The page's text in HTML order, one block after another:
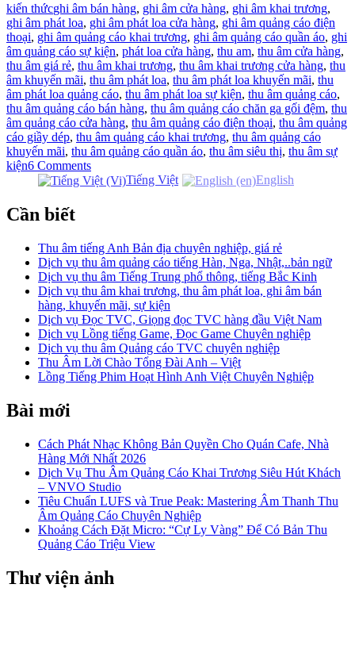
kiến thứcghi âm bán hàng, ghi âm cửa hàng, ghi âm khai trương,
ghi âm phát loa, ghi âm phát loa cửa hàng, ghi âm quảng cáo điện
thoại, ghi âm quảng cáo khai trương, ghi âm quảng cáo quần áo, ghi
âm quảng cáo sự kiện, phát loa cửa hàng, thu am, thu âm cửa hàng,
thu âm giá rẻ, thu âm khai trương, thu âm khai trương cửa hàng, thu
âm khuyến mãi, thu âm phát loa, thu âm phát loa khuyến mãi, thu
âm phát loa quảng cáo, thu âm phát loa sự kiện, thu âm quảng cáo,
thu âm quảng cáo bán hàng, thu âm quảng cáo chăn ga gối đệm, thu
âm quảng cáo cửa hàng, thu âm quảng cáo điện thoại, thu âm quảng
cáo giầy dép, thu âm quảng cáo khai trương, thu âm quảng cáo
khuyến mãi, thu âm quảng cáo quần áo, thu âm siêu thị, thu âm sự
kiện6 Comments
Tiếng Việt
English
Cần biết
Thu âm tiếng Anh Bản địa chuyên nghiệp, giá rẻ
Dịch vụ thu âm quảng cáo tiếng Hàn, Nga, Nhật,..bản ngữ
Dịch vụ thu âm Tiếng Trung phổ thông, tiếng Bắc Kinh
Dịch vụ thu âm khai trương, thu âm phát loa, ghi âm bán
hàng, khuyến mãi, sự kiện
Dịch vụ Đọc TVC, Giọng đọc TVC hàng đầu Việt Nam
Dịch vụ Lồng tiếng Game, Đọc Game Chuyên nghiệp
Dịch vụ thu âm Quảng cáo TVC chuyên nghiệp
Thu Âm Lời Chào Tổng Đài Anh – Việt
Lồng Tiếng Phim Hoạt Hình Anh Việt Chuyên Nghiệp
Bài mới
Cách Phát Nhạc Không Bản Quyền Cho Quán Cafe, Nhà
Hàng Mới Nhất 2026
Dịch Vụ Thu Âm Quảng Cáo Khai Trương Siêu Hút Khách
– VNVO Studio
Tiêu Chuẩn LUFS và True Peak: Mastering Âm Thanh Thu
Âm Quảng Cáo Chuyên Nghiệp
Khoảng Cách Đặt Micro: “Cự Ly Vàng” Để Có Bản Thu
Quảng Cáo Triệu View
Thư viện ảnh